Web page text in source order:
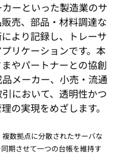
ーといった製造業のサ
売、部品・材料調達な
より記録し、トレーサ
リケーションです。本
やパートナーとの協創
メーカー、小売・流通
において、透明性かつ
の実現をめざします。
数拠点に分散されたサーバな
期させて一つの台帳を維持す